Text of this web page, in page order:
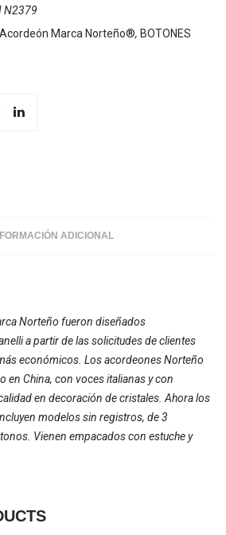
N2379
Acordeón Marca Norteño®, BOTONES
ADICIONAL
Norteño fueron diseñados
a partir de las solicitudes de clientes
económicos. Los acordeones Norteño
en China, con voces italianas y con
en decoración de cristales. Ahora los
modelos sin registros, de 3
Vienen empacados con estuche y